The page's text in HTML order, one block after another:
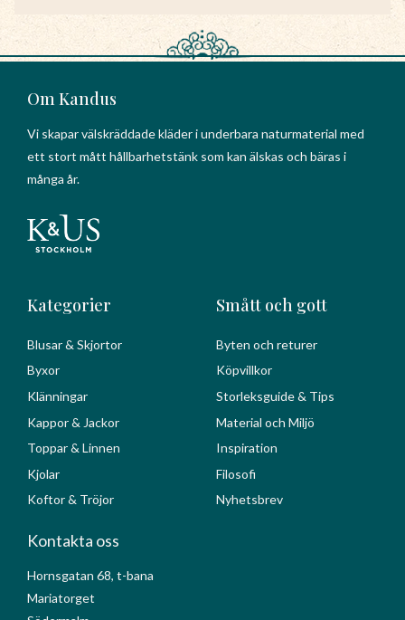
Om Kandus
Vi skapar välskräddade kläder i underbara naturmaterial med
ett stort mått hållbarhetstänk som kan älskas och bäras i
många år.
Kategorier
Blusar & Skjortor
Byxor
Klänningar
Kappor & Jackor
Toppar & Linnen
Kjolar
Koftor & Tröjor
Smått och gott
Byten och returer
Köpvillkor
Storleksguide & Tips
Material och Miljö
Inspiration
Filosofi
Nyhetsbrev
Kontakta oss
Hornsgatan 68, t-bana
Mariatorget